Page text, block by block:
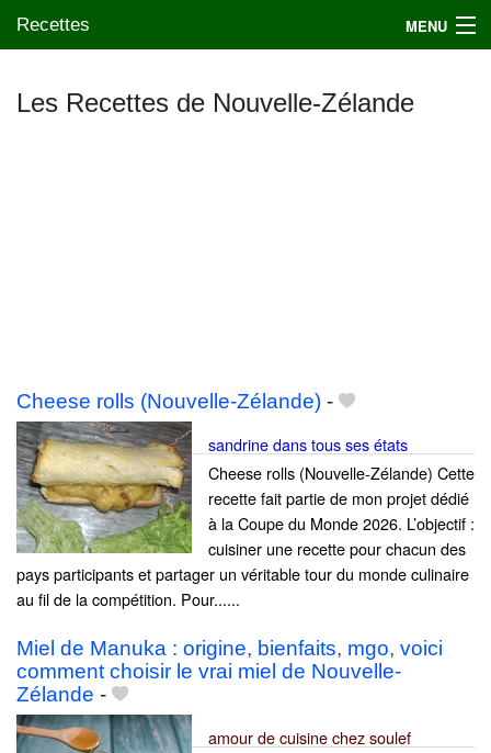
Recettes MENU
Les Recettes de Nouvelle-Zélande
Cheese rolls (Nouvelle-Zélande) -
sandrine dans tous ses états
Cheese rolls (Nouvelle-Zélande) Cette
recette fait partie de mon projet dédié
à la Coupe du Monde 2026. L’objectif :
cuisiner une recette pour chacun des
pays participants et partager un véritable tour du monde culinaire
au fil de la compétition. Pour......
Miel de Manuka : origine, bienfaits, mgo, voici
comment choisir le vrai miel de Nouvelle-
Zélande -
amour de cuisine chez soulef